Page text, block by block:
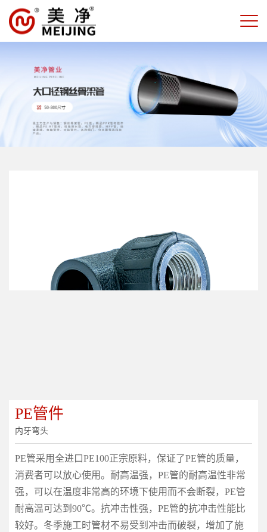
PE管件
内牙弯头
PE管采用全进口PE100正宗原料，保证了PE管的质量，
消费者可以放心使用。耐高温强，PE管的耐高温性非常
强，可以在温度非常高的环境下使用而不会断裂，PE管
耐高温可达到90℃。抗冲击性强，PE管的抗冲击性能比
较好。冬季施工时管材不易受到冲击而破裂，增加了施